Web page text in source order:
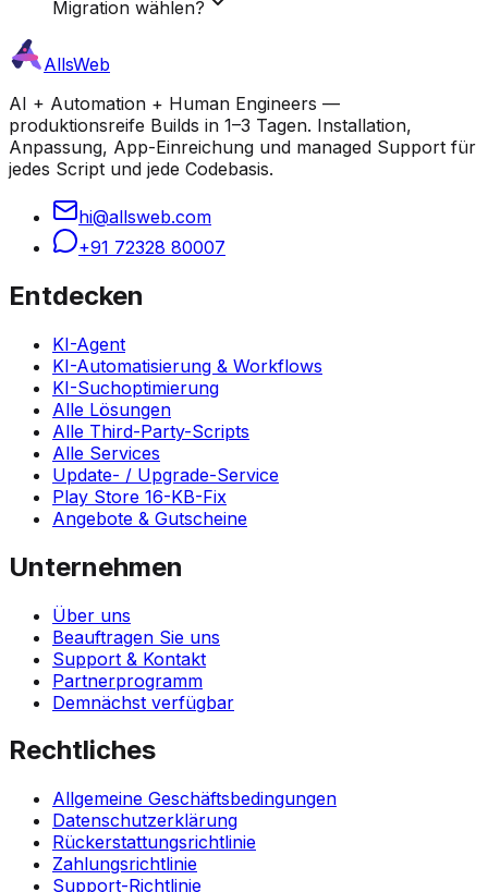
Migration wählen?
AllsWeb
AI + Automation + Human Engineers —
produktionsreife Builds in 1–3 Tagen. Installation,
Anpassung, App-Einreichung und managed Support für
jedes Script und jede Codebasis.
hi@allsweb.com
+91 72328 80007
Entdecken
KI-Agent
KI-Automatisierung & Workflows
KI-Suchoptimierung
Alle Lösungen
Alle Third-Party-Scripts
Alle Services
Update- / Upgrade-Service
Play Store 16-KB-Fix
Angebote & Gutscheine
Unternehmen
Über uns
Beauftragen Sie uns
Support & Kontakt
Partnerprogramm
Demnächst verfügbar
Rechtliches
Allgemeine Geschäftsbedingungen
Datenschutzerklärung
Rückerstattungsrichtlinie
Zahlungsrichtlinie
Support-Richtlinie